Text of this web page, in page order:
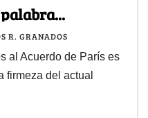
R. GRANADOS
al Acuerdo de París es
firmeza del actual